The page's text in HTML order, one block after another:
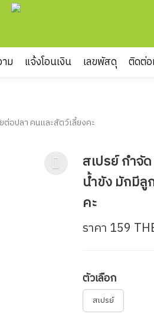
ม แจ้งโอนเงิน เลขพัสดุ ติดต่อ
ต่อปลา คนและสัตว์เลี้ยงคะ
Nextสเปรย์​ กำจั
น้ำขัง มักมีลู
คะ
ราคา 159
ตัวเลือก
สเปรย์